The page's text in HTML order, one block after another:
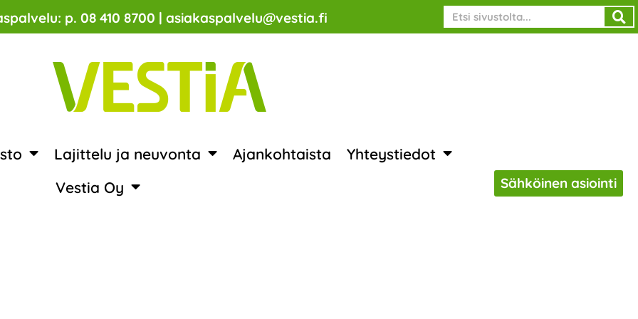
p. 08 410 8700 | asiakaspalvelu@vestia.fi Search
Lajittelu ja neuvonta Ajankohtaista
Yhteystiedot
Vestia Oy
Sähköinen asiointi